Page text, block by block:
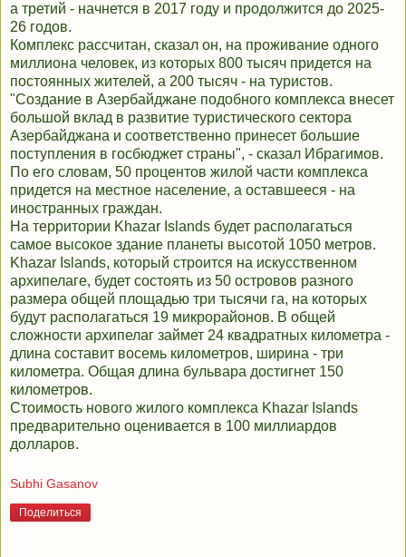
а третий - начнется в 2017 году и продолжится до 2025-
26 годов.
Комплекс рассчитан, сказал он, на проживание одного
миллиона человек, из которых 800 тысяч придется на
постоянных жителей, а 200 тысяч - на туристов.
"Создание в Азербайджане подобного комплекса внесет
большой вклад в развитие туристического сектора
Азербайджана и соответственно принесет большие
поступления в госбюджет страны", - сказал Ибрагимов.
По его словам, 50 процентов жилой части комплекса
придется на местное население, а оставшееся - на
иностранных граждан.
На территории Khazar Islands будет располагаться
самое высокое здание планеты высотой 1050 метров.
Khazar Islands, который строится на искусственном
архипелаге, будет состоять из 50 островов разного
размера общей площадью три тысячи га, на которых
будут располагаться 19 микрорайонов. В общей
сложности архипелаг займет 24 квадратных километра -
длина составит восемь километров, ширина - три
километра. Общая длина бульвара достигнет 150
километров.
Стоимость нового жилого комплекса Khazar Islands
предварительно оценивается в 100 миллиардов
долларов.
Subhi Gasanov
Поделиться